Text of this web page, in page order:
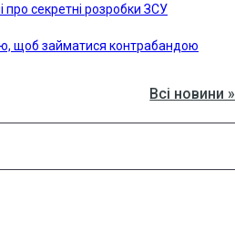
про секретні розробки ЗСУ
щоб займатися контрабандою
Всі новини »